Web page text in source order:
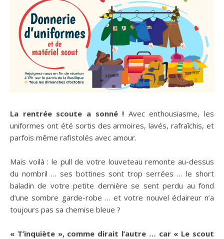
La rentrée scoute a sonné ! Avec enthousiasme, les
uniformes ont été sortis des armoires, lavés, rafraîchis, et
parfois même rafistolés avec amour.
Mais voilà : le pull de votre louveteau remonte au-dessus
du nombril … ses bottines sont trop serrées … le short
baladin de votre petite dernière se sent perdu au fond
d’une sombre garde-robe … et votre nouvel éclaireur n’a
toujours pas sa chemise bleue ?
« T’inquiète », comme dirait l’autre … car « Le scout